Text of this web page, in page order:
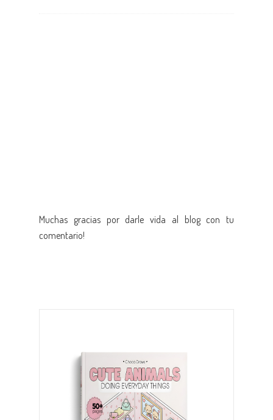
Muchas gracias por darle vida al blog con tu
comentario!